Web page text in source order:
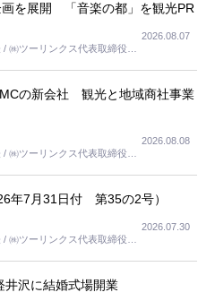
を展開 「音楽の都」を観光PR
㈱ツーリンクス代表取締役社
2026.08.07
の新会社 観光と地域商社事業
㈱ツーリンクス代表取締役社
2026.08.08
年7月31日付 第35の2号）
㈱ツーリンクス代表取締役社
2026.07.30
井沢に結婚式場開業